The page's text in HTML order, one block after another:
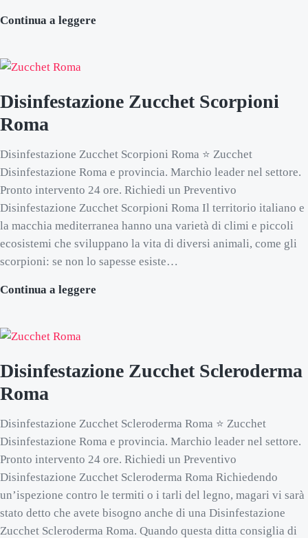
Continua a leggere
Disinfestazione Zucchet Scorpioni
Roma
Disinfestazione Zucchet Scorpioni Roma ⭐ Zucchet
Disinfestazione Roma e provincia. Marchio leader nel settore.
Pronto intervento 24 ore. Richiedi un Preventivo
Disinfestazione Zucchet Scorpioni Roma Il territorio italiano e
la macchia mediterranea hanno una varietà di climi e piccoli
ecosistemi che sviluppano la vita di diversi animali, come gli
scorpioni: se non lo sapesse esiste…
Continua a leggere
Disinfestazione Zucchet Scleroderma
Roma
Disinfestazione Zucchet Scleroderma Roma ⭐ Zucchet
Disinfestazione Roma e provincia. Marchio leader nel settore.
Pronto intervento 24 ore. Richiedi un Preventivo
Disinfestazione Zucchet Scleroderma Roma Richiedendo
un’ispezione contro le termiti o i tarli del legno, magari vi sarà
stato detto che avete bisogno anche di una Disinfestazione
Zucchet Scleroderma Roma. Quando questa ditta consiglia di